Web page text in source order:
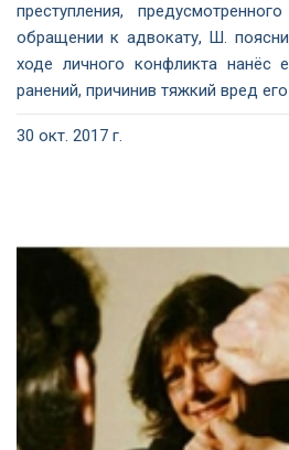
преступления,
обращении к адвокату, Ш.
ходе личного конфликта нанёс
ранений, причинив тяжкий вред
30 окт. 2017 г.